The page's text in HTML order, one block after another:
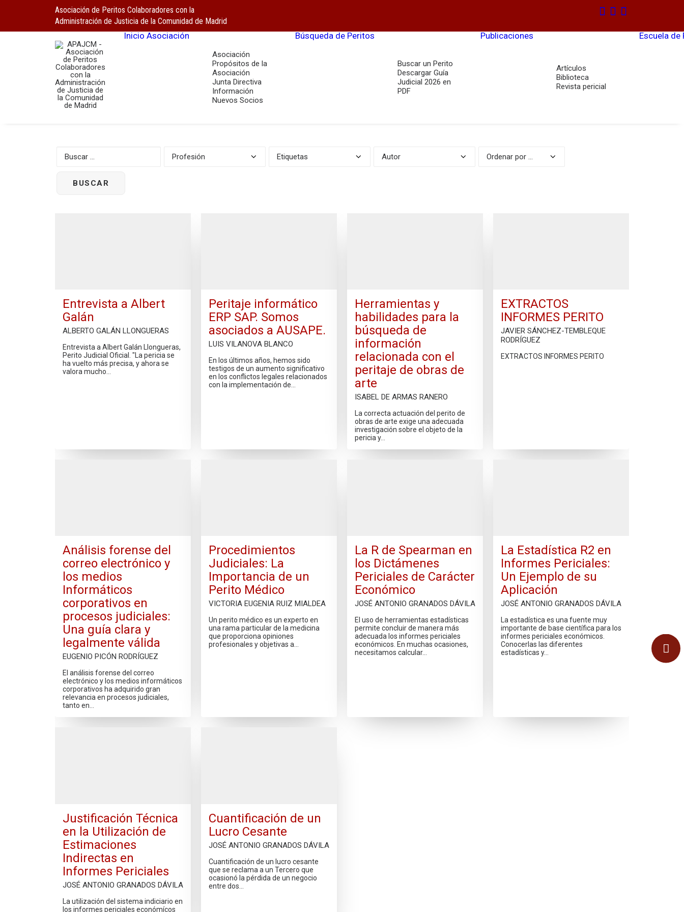
Asociación de Peritos Colaboradores con la
Administración de Justicia de la Comunidad de Madrid
Inicio Asociación
Asociación
Propósitos de la
Asociación
Junta Directiva
Información
Nuevos Socios
Búsqueda de Peritos
Buscar un Perito
Descargar Guía
Judicial 2026 en
PDF
Publicaciones
Artículos
Biblioteca
Revista pericial
Escuela
Entrevista a Albert
Galán
ALBERTO GALÁN LLONGUERAS
Entrevista a Albert Galán Llongueras,
Perito Judicial Oficial. "La pericia se
ha vuelto más precisa, y ahora se
valora mucho…
Peritaje informático
ERP SAP. Somos
asociados a AUSAPE.
LUIS VILANOVA BLANCO
En los últimos años, hemos sido
testigos de un aumento significativo
en los conflictos legales relacionados
con la implementación de…
Herramientas y
habilidades para la
búsqueda de
información
relacionada con el
peritaje de obras de
arte
ISABEL DE ARMAS RANERO
La correcta actuación del perito de
obras de arte exige una adecuada
investigación sobre el objeto de la
pericia y…
EXTRACTOS
INFORMES PERITO
JAVIER SÁNCHEZ-TEMBLEQUE
RODRÍGUEZ
EXTRACTOS INFORMES PERITO
Análisis forense del
correo electrónico y
los medios
Informáticos
corporativos en
procesos judiciales:
Una guía clara y
legalmente válida
EUGENIO PICÓN RODRÍGUEZ
El análisis forense del correo
electrónico y los medios informáticos
corporativos ha adquirido gran
relevancia en procesos judiciales,
tanto en…
Procedimientos
Judiciales: La
Importancia de un
Perito Médico
VICTORIA EUGENIA RUIZ MIALDEA
Un perito médico es un experto en
una rama particular de la medicina
que proporciona opiniones
profesionales y objetivas a…
La R de Spearman en
los Dictámenes
Periciales de Carácter
Económico
JOSÉ ANTONIO GRANADOS DÁVILA
El uso de herramientas estadísticas
permite concluir de manera más
adecuada los informes periciales
económicos. En muchas ocasiones,
necesitamos calcular…
La Estadística R2 en
Informes Periciales:
Un Ejemplo de su
Aplicación
JOSÉ ANTONIO GRANADOS DÁVILA
La estadística es una fuente muy
importante de base científica para los
informes periciales económicos.
Conocerlas las diferentes
estadísticas y…
Justificación Técnica
en la Utilización de
Estimaciones
Indirectas en
Informes Periciales
JOSÉ ANTONIO GRANADOS DÁVILA
La utilización del sistema indiciario en
los informes periciales económícos
Cuantificación de un
Lucro Cesante
JOSÉ ANTONIO GRANADOS DÁVILA
Cuantificación de un lucro cesante
que se reclama a un Tercero que
ocasionó la pérdida de un negocio
entre dos…